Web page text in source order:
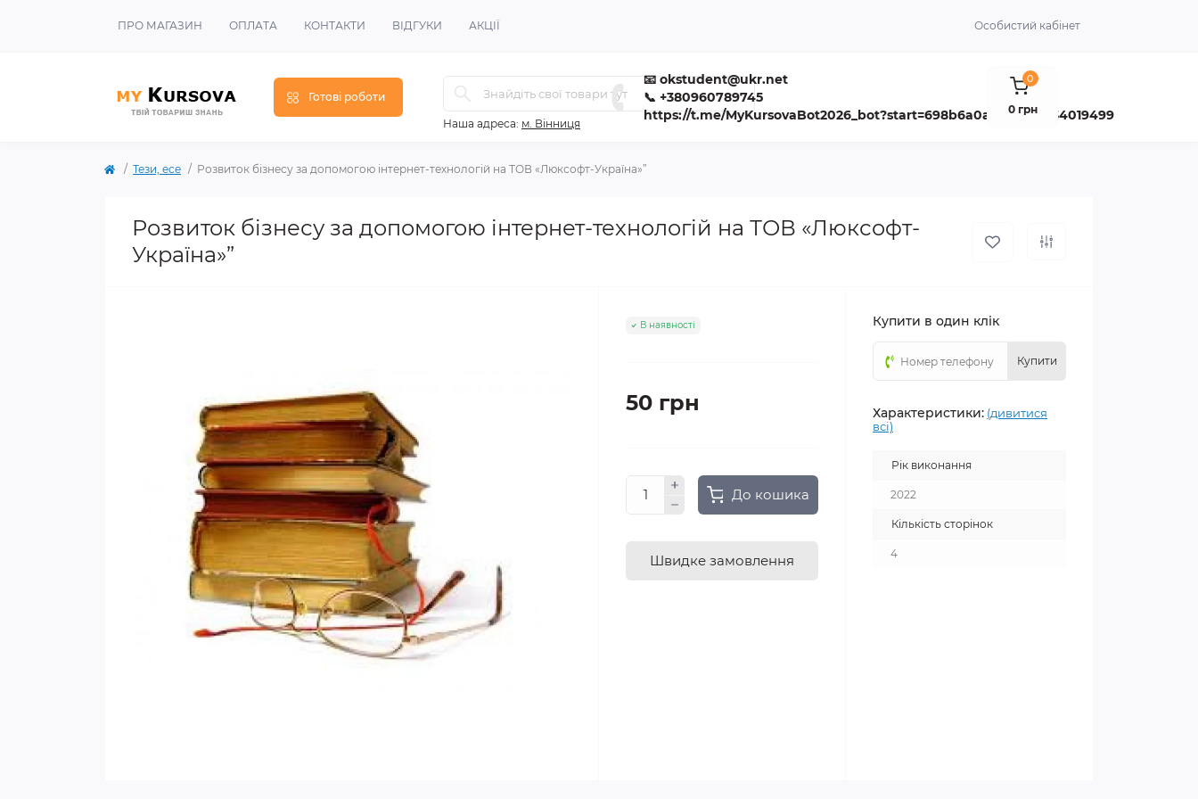
ПРО МАГАЗИН ОПЛАТА КОНТАКТИ ВІДГУКИ АКЦІЇ Особистий кабінет
Готові роботи
Наша адреса: м. Вінниця
📧 okstudent@ukr.net
📞 +380960789745
https://t.me/MyKursovaBot2026_bot?start=698b6a0ab3a9fde634019499
0
0 грн
Тези, есе Розвиток бізнесу за допомогою інтернет-технологій на ТОВ «Люксофт-Україна»”
Розвиток бізнесу за допомогою інтернет-технологій на ТОВ «Люксофт-
Україна»”
В наявності
50 грн
До кошика
Швидке замовлення
Купити в один клік
Купити
Характеристики: (дивитися
всі)
Рік виконання
2022
Кількість сторінок
4